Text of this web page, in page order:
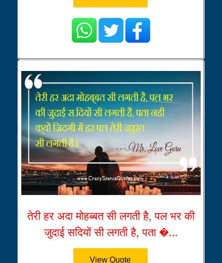
तेरी हर अदा मोहब्बत सी लगती है, पल भर की
जुदाई सदियों सी लगती है, पता �...
View Quote